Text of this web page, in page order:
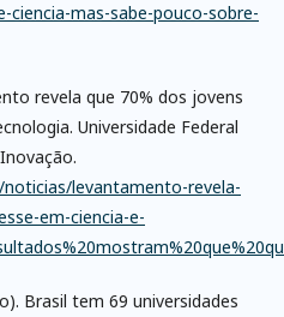
ciencia-mas-sabe-pouco-sobre-
revela que 70% dos jovens
Universidade Federal
levantamento-revela-
em-ciencia-e-
Brasil tem 69 universidades